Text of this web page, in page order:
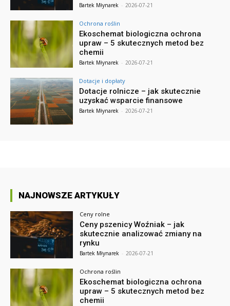
Bartek Młynarek - 2026-07-21
Ochrona roślin
Ekoschemat biologiczna ochrona
upraw – 5 skutecznych metod bez
chemii
Bartek Młynarek - 2026-07-21
Dotacje i dopłaty
Dotacje rolnicze – jak skutecznie
uzyskać wsparcie finansowe
Bartek Młynarek - 2026-07-21
NAJNOWSZE ARTYKUŁY
Ceny rolne
Ceny pszenicy Woźniak – jak
skutecznie analizować zmiany na
rynku
Bartek Młynarek - 2026-07-21
Ochrona roślin
Ekoschemat biologiczna ochrona
upraw – 5 skutecznych metod bez
chemii